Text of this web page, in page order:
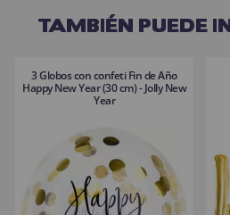
TAMBIÉN PUEDE
3 Globos con confeti Fin de Año
Happy New Year (30 cm) - Jolly New
Year